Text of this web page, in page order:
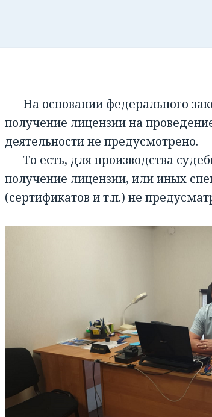
На основании федерального
получение лицензии на
деятельности не предусмотрено.
То есть, для производства
получение лицензии, или иных
(сертификатов и т.п.) не